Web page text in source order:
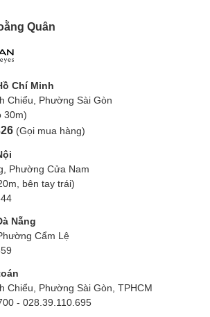
Quân
Chí Minh
Chiểu, Phường Sài Gòn
30m)
(Gọi mua hàng)
Phường Cửa Nam
bên tay trái)
Nẵng
Cẩm Lệ
Chiểu, Phường Sài Gòn, TPHCM
- 028.39.110.695